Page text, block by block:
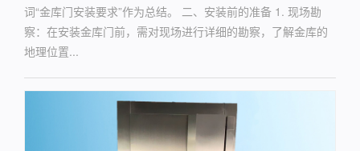
词“金库门安装要求”作为总结。 二、安装前的准备 1. 现场勘
察：在安装金库门前，需对现场进行详细的勘察，了解金库的
地理位置...